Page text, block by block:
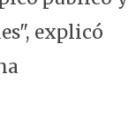
explicó